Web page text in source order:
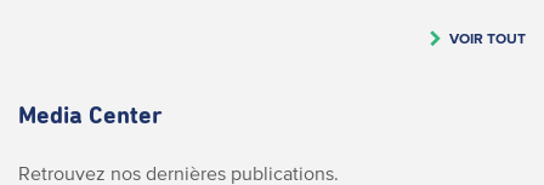
VOIR TOUT
Media Center
Retrouvez nos dernières publications.